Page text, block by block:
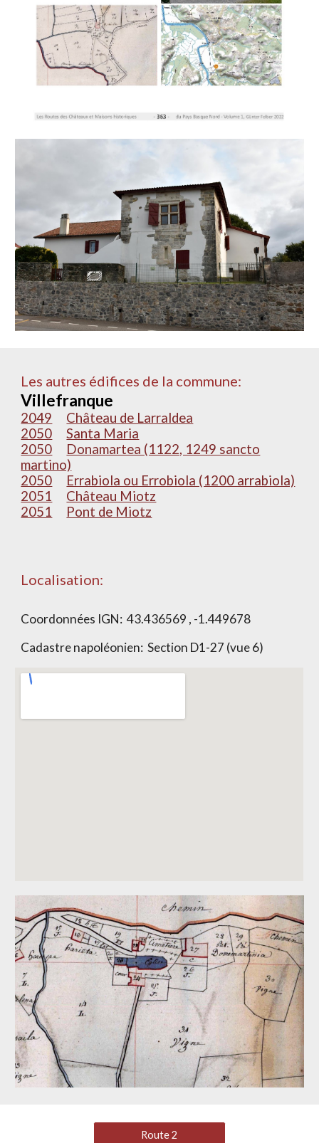
Les autres édifices de la commune:
Villefranque
2049
Château de Larraldea
2050
Santa Maria
2050
Donamartea (1122, 1249 sancto
martino)
2050
Errabiola ou Errobiola (1200 arrabiola)
2051
Château Miotz
2051
Pont de Miotz
Localisation:
Coordonnées IGN:43.436569 , -1.449678
Cadastre napoléonien: Section D1-27 (vue 6)
Route 2